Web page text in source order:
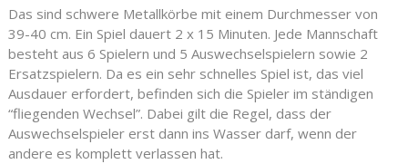
Das sind schwere Metallkörbe mit einem Durchmesser von
39-40 cm. Ein Spiel dauert 2 x 15 Minuten. Jede Mannschaft
besteht aus 6 Spielern und 5 Auswechselspielern sowie 2
Ersatzspielern. Da es ein sehr schnelles Spiel ist, das viel
Ausdauer erfordert, befinden sich die Spieler im ständigen
“fliegenden Wechsel”. Dabei gilt die Regel, dass der
Auswechselspieler erst dann ins Wasser darf, wenn der
andere es komplett verlassen hat.